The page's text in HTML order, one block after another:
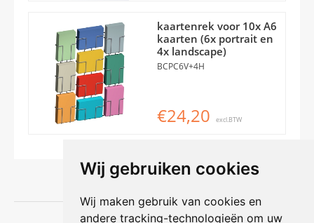
Wij gebruiken cookies
Wij maken gebruik van cookies en
andere tracking-technologieën om uw
kaartenrek voor 10x A6
kaarten (6x portrait en
4x landscape)
BCPC6V+4H
€24,20 excl.BTW